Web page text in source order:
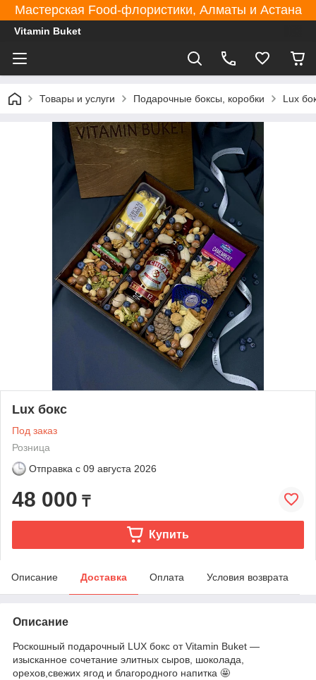
Мастерская Food-флористики, Алматы и Астана
Vitamin Buket
Товары и услуги Подарочные боксы, коробки Lux
Lux бокс
Под заказ
Розница
Отправка с 09 августа 2026
48 000 ₸
Купить
Описание Доставка Оплата Условия возврата
Описание
Роскошный подарочный LUX бокс от Vitamin Buket —
изысканное сочетание элитных сыров, шоколада,
орехов,свежих ягод и благородного напитка 🤩